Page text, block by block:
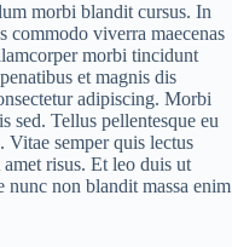
morbi blandit cursus. In
commodo viverra maecenas
morbi tincidunt
et magnis dis
adipiscing. Morbi
sed. Tellus pellentesque eu
semper quis lectus
risus. Et leo duis ut
non blandit massa enim